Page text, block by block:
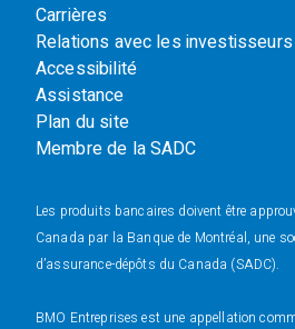
Carrières
Relations avec les investisseurs
Accessibilité
Assistance
Plan du site
Membre de la SADC
Les produits bancaires doivent être
Canada par la Banque de Montréal, une
d’assurance-dépôts du Canada (SADC).
BMO Entreprises est une appellation